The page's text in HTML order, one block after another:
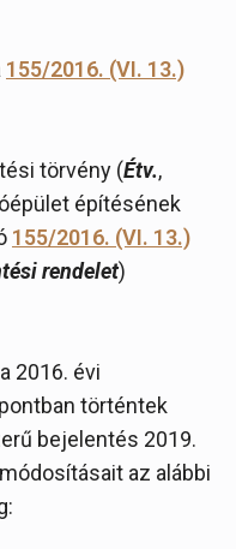
155/2016. (VI. 13.)
törvény (Étv.,
építésének
155/2016. (VI. 13.)
rendelet)
2016. évi
történtek
bejelentés 2019.
az alábbi